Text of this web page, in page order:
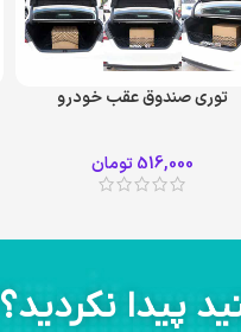
توری صندوق عقب خودرو
516,000تومان
پیدا نکردید؟